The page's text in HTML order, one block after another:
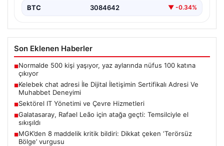
BTC 3084642 ▼ -0.34%
Son Eklenen Haberler
■Normalde 500 kişi yaşıyor, yaz aylarında nüfus 100 katına
çıkıyor
■Kelebek chat adresi İle Dijital İletişimin Sertifikalı Adresi Ve
Muhabbet Deneyimi
■Sektörel IT Yönetimi ve Çevre Hizmetleri
■Galatasaray, Rafael Leão için atağa geçti: Temsilciyle el
sıkışıldı
■MGK’den 8 maddelik kritik bildiri: Dikkat çeken ‘Terörsüz
Bölge’ vurgusu